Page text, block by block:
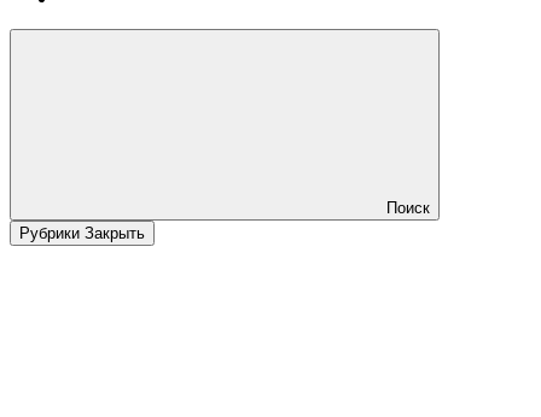
Поиск
Рубрики Закрыть